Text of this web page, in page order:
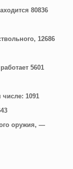
80836
12686
5601
1091
оружия, —